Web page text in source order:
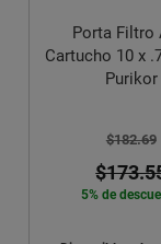
Helvex
5% de